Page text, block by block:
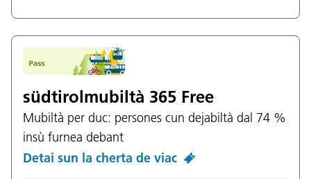
südtirolmubiltà 365 Free
Mubiltà per duc: persones cun dejabiltà dal 74 %
insù furnea debant
Detai sun la cherta de viac